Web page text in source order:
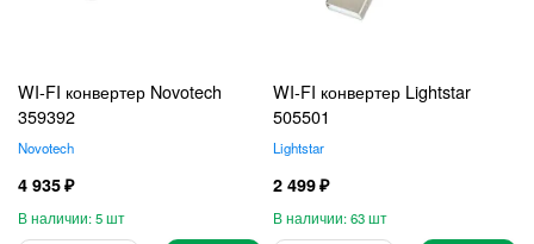
WI-FI конвертер Novotech
359392
Novotech
4 935
5
WI-FI конвертер Lightstar
505501
Lightstar
2 499
63